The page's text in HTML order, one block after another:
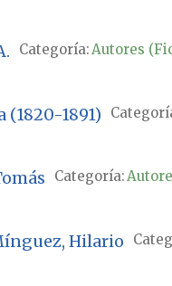
Categoría:Autores
(1820-1891)
Categoría:
Hilario